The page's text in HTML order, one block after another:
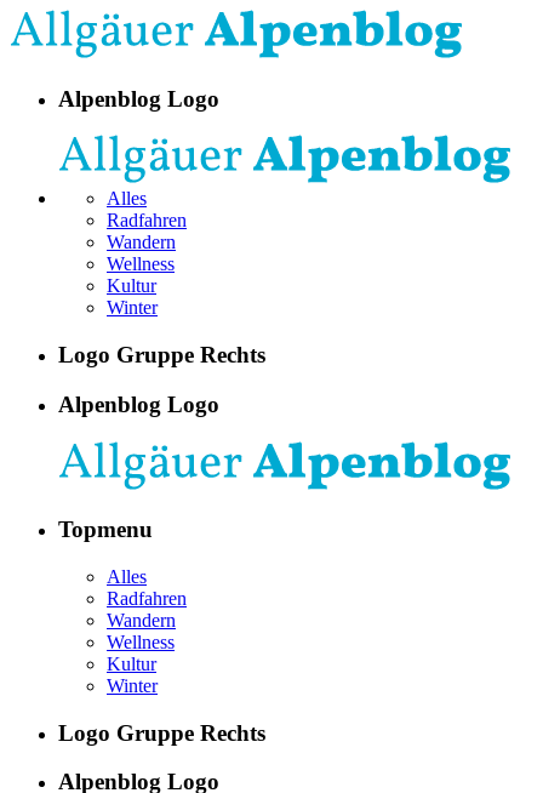
Alpenblog Logo
Alles
Radfahren
Wandern
Wellness
Kultur
Winter
Logo Gruppe Rechts
Alpenblog Logo
Topmenu
Alles
Radfahren
Wandern
Wellness
Kultur
Winter
Logo Gruppe Rechts
Alpenblog Logo